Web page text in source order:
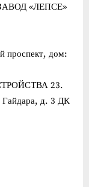
«ЛЕПСЕ»
проспект, дом:
23.
Гайдара, д. 3 ДК